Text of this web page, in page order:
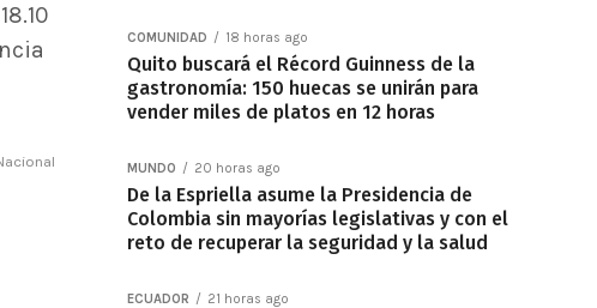
COMUNIDAD 18 horas ago
Quito buscará el Récord Guinness de la
gastronomía: 150 huecas se unirán para
vender miles de platos en 12 horas
MUNDO 20 horas ago
De la Espriella asume la Presidencia de
Colombia sin mayorías legislativas y con el
reto de recuperar la seguridad y la salud
ECUADOR 21 horas ago